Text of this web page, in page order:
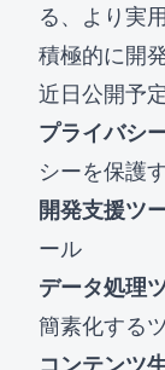
る、より実
積極的に開
近日公開予
プライバシ
シーを保護
開発支援ツ
ール
データ処理
簡素化する
コンテンツ